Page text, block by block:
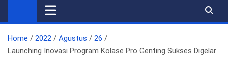
Home 2022 Agustus
26
Launching Inovasi Program Kolase Pro Genting Sukses Digelar